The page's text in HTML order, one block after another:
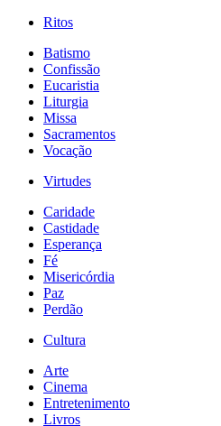
Ritos
Batismo
Confissão
Eucaristia
Liturgia
Missa
Sacramentos
Vocação
Virtudes
Caridade
Castidade
Esperança
Fé
Misericórdia
Paz
Perdão
Cultura
Arte
Cinema
Entretenimento
Livros